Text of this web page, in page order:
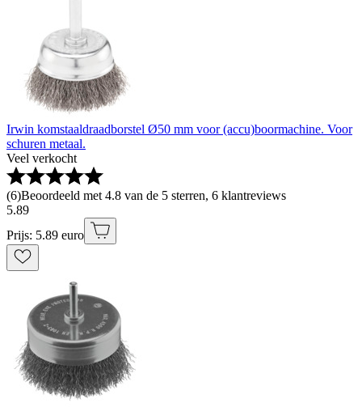
Irwin komstaaldraadborstel Ø50 mm voor (accu)boormachine. Voor
schuren metaal.
Veel verkocht
(6)Beoordeeld met 4.8 van de 5 sterren, 6 klantreviews
5.89
Prijs: 5.89 euro